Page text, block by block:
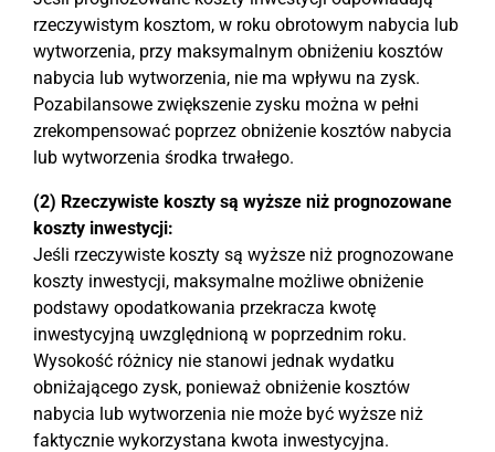
rzeczywistym kosztom, w roku obrotowym nabycia lub
wytworzenia, przy maksymalnym obniżeniu kosztów
nabycia lub wytworzenia, nie ma wpływu na zysk.
Pozabilansowe zwiększenie zysku można w pełni
zrekompensować poprzez obniżenie kosztów nabycia
lub wytworzenia środka trwałego.
(2) Rzeczywiste koszty są wyższe niż prognozowane
koszty inwestycji:
Jeśli rzeczywiste koszty są wyższe niż prognozowane
koszty inwestycji, maksymalne możliwe obniżenie
podstawy opodatkowania przekracza kwotę
inwestycyjną uwzględnioną w poprzednim roku.
Wysokość różnicy nie stanowi jednak wydatku
obniżającego zysk, ponieważ obniżenie kosztów
nabycia lub wytworzenia nie może być wyższe niż
faktycznie wykorzystana kwota inwestycyjna.